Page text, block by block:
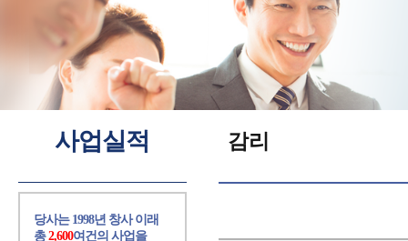
감리
사업실적
당사는 1998년 창사 이래
총2,600여건의 사업을